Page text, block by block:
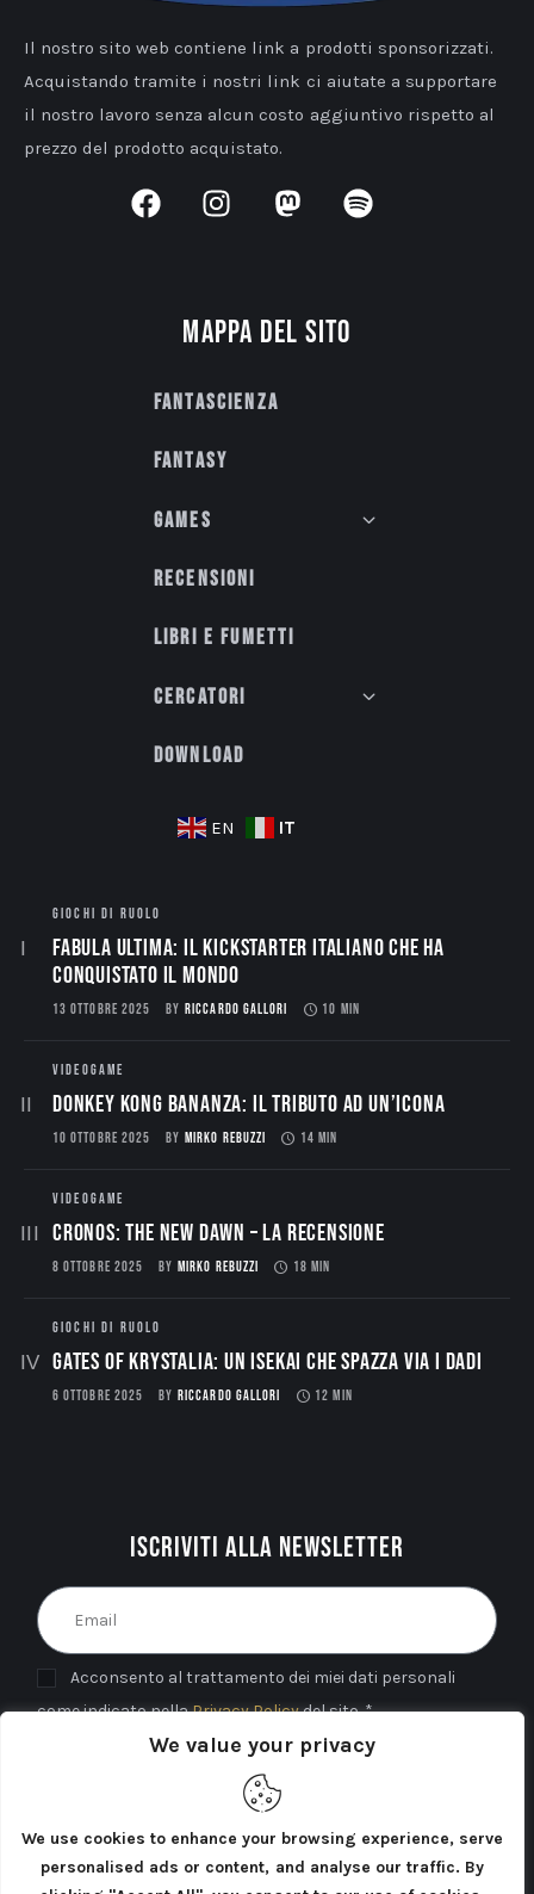
We value your privacy
We use cookies to enhance your browsing experience, serve
personalised ads or content, and analyse our traffic. By
Il nostro sito web contiene link a prodotti sponsorizzati.
Acquistando tramite i nostri link ci aiutate a supportare
il nostro lavoro senza alcun costo aggiuntivo rispetto al
prezzo del prodotto acquistato.
Mappa del sito
Fantascienza
Fantasy
Games
Recensioni
Libri e fumetti
Cercatori
Download
EN IT
GIOCHI DI RUOLO
Fabula Ultima: il Kickstarter italiano che ha
conquistato il mondo
13 OTTOBRE 2025 BY RICCARDO GALLORI 10 MIN
VIDEOGAME
Donkey Kong Bananza: Il Tributo ad un’Icona
10 OTTOBRE 2025 BY MIRKO REBUZZI 14 MIN
VIDEOGAME
CRONOS: THE NEW DAWN – La Recensione
8 OTTOBRE 2025 BY MIRKO REBUZZI 18 MIN
GIOCHI DI RUOLO
Gates of Krystalia: Un Isekai che spazza via i dadi
6 OTTOBRE 2025 BY RICCARDO GALLORI 12 MIN
Iscriviti alla newsletter
Acconsento al trattamento dei miei dati personali
come indicato nellaPrivacy Policydel sito. *
INVIA